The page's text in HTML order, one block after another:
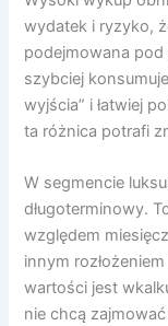
wydatek i ryzyko,
podejmowana
szybciej
wyjścia” i łatwiej
ta różnica potrafi
W segmencie
długoterminowy.
względem
innym
wartości jest
nie chcą